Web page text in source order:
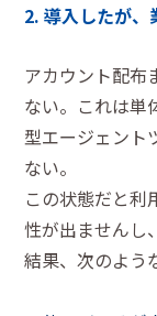
2. 導入したが、
アカウント配布
ない。これは単
型エージェント
ない。
この状態だと利
性が出ませんし
結果、次のよう